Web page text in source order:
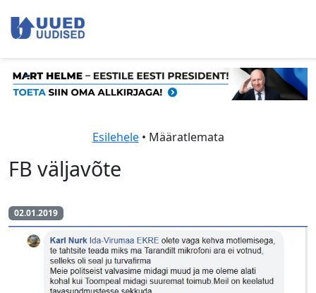
Esilehele• Määratlemata
FB väljavõte
02.01.2019